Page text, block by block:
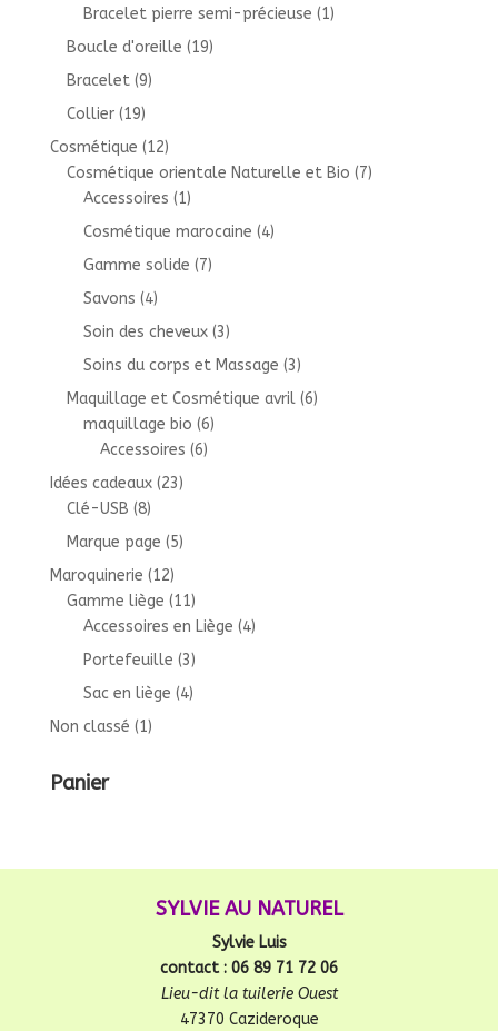
Bracelet pierre semi-précieuse (1)
Boucle d'oreille (19)
Bracelet (9)
Collier (19)
Cosmétique (12)
Cosmétique orientale Naturelle et Bio (7)
Accessoires (1)
Cosmétique marocaine (4)
Gamme solide (7)
Savons (4)
Soin des cheveux (3)
Soins du corps et Massage (3)
Maquillage et Cosmétique avril (6)
maquillage bio (6)
Accessoires (6)
Idées cadeaux (23)
Clé-USB (8)
Marque page (5)
Maroquinerie (12)
Gamme liège (11)
Accessoires en Liège (4)
Portefeuille (3)
Sac en liège (4)
Non classé (1)
Panier
SYLVIE AU NATUREL
Sylvie Luis
contact : 06 89 71 72 06
Lieu-dit la tuilerie Ouest
47370 Cazideroque